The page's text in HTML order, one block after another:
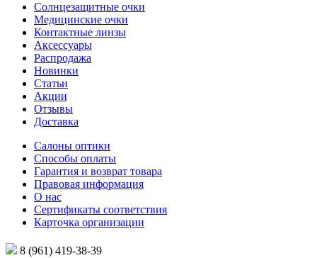
Солнцезащитные очки
Медицинские очки
Контактные линзы
Аксессуары
Распродажа
Новинки
Статьи
Акции
Отзывы
Доставка
Салоны оптики
Способы оплаты
Гарантия и возврат товара
Правовая информация
О нас
Сертификаты соответствия
Карточка организации
8 (961) 419-38-39